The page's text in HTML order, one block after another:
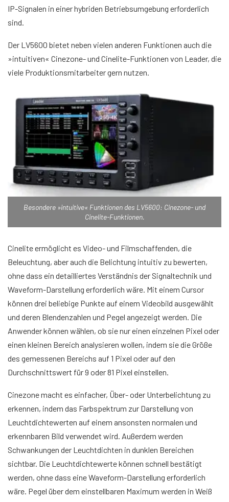
IP-Signalen in einer hybriden Betriebsumgebung erforderlich
sind.
Der LV5600 bietet neben vielen anderen Funktionen auch die
»intuitiven« Cinezone- und Cinelite-Funktionen von Leader, die
viele Produktionsmitarbeiter gern nutzen.
Besondere »intuitive« Funktionen des LV5600: Cinezone- und
Cinelite-Funktionen.
Cinelite ermöglicht es Video- und Filmschaffenden, die
Beleuchtung, aber auch die Belichtung intuitiv zu bewerten,
ohne dass ein detailliertes Verständnis der Signaltechnik und
Waveform-Darstellung erforderlich wäre. Mit einem Cursor
können drei beliebige Punkte auf einem Videobild ausgewählt
und deren Blendenzahlen und Pegel angezeigt werden. Die
Anwender können wählen, ob sie nur einen einzelnen Pixel oder
einen kleinen Bereich analysieren wollen, indem sie die Größe
des gemessenen Bereichs auf 1 Pixel oder auf den
Durchschnittswert für 9 oder 81 Pixel einstellen.
Cinezone macht es einfacher, Über- oder Unterbelichtung zu
erkennen, indem das Farbspektrum zur Darstellung von
Leuchtdichtewerten auf einem ansonsten normalen und
erkennbaren Bild verwendet wird. Außerdem werden
Schwankungen der Leuchtdichten in dunklen Bereichen
sichtbar. Die Leuchtdichtewerte können schnell bestätigt
werden, ohne dass eine Waveform-Darstellung erforderlich
wäre. Pegel über dem einstellbaren Maximum werden in Weiß